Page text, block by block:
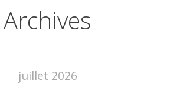
Archives
juillet 2026